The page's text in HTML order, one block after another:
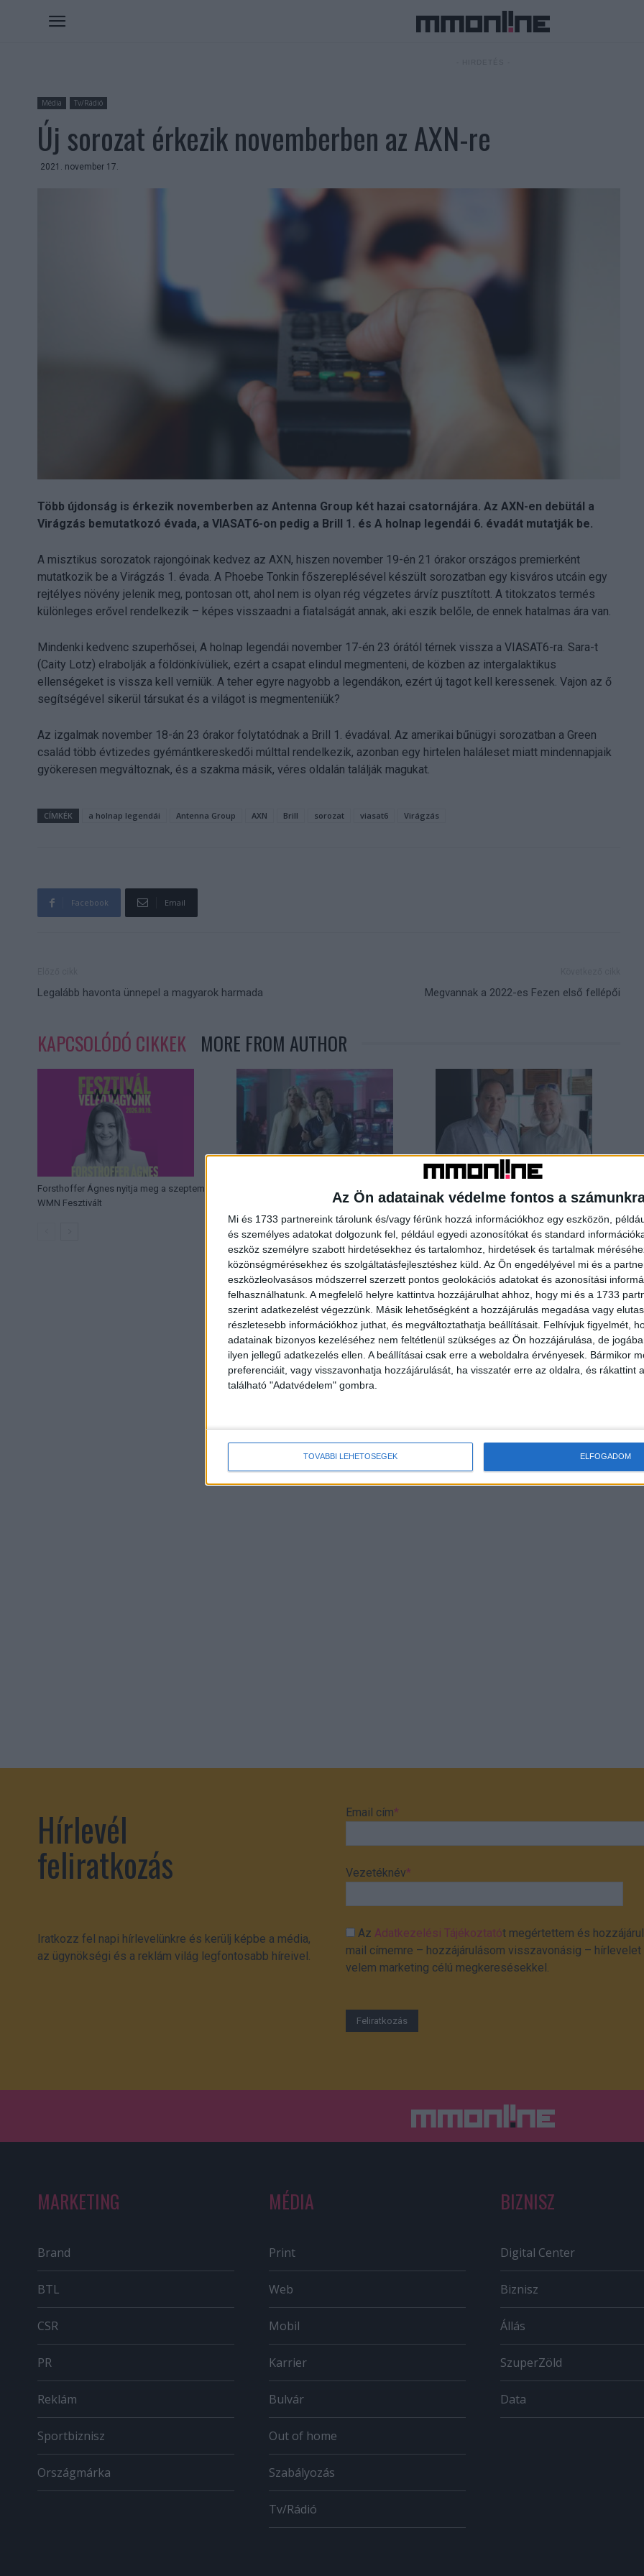
Az Ön adatainak védelme fontos a
Mi és 1733 partnereink tárolunk és/vagy férünk hozzá információkhoz egy eszközön,
és személyes adatokat dolgozunk fel, például egyedi azonosítókat és standard
eszköz személyre szabott hirdetésekhez és tartalomhoz, hirdetések és tartalmak
közönségmérésekhez és szolgáltatásfejlesztéshez küld. Az Ön engedélyével mi és a
eszközleolvasásos módszerrel szerzett pontos geolokációs adatokat és azonosítási
felhasználhatunk. A megfelelő helyre kattintva hozzájárulhat ahhoz, hogy mi és a 1733
szerint adatkezelést végezzünk. Másik lehetőségként a hozzájárulás megadása vagy
részletesebb információkhoz juthat, és megváltoztathatja beállításait. Felhívjuk figyelmét,
adatainak bizonyos kezeléséhez nem feltétlenül szükséges az Ön hozzájárulása, de
ilyen jellegű adatkezelés ellen. A beállításai csak erre a weboldalra érvényesek. Bármikor
preferenciáit, vagy visszavonhatja hozzájárulását, ha visszatér erre az oldalra, és rákattint
található "Adatvédelem" gombra.
TOVÁBBI LEHETŐSÉGEK ELFOGADOM
Média Tv/Rádió
Új sorozat érkezik novemberben az AXN-re
2021. november 17.
Több újdonság is érkezik novemberben az Antenna Group két hazai csatornájára. Az AXN-en debütál a
Virágzás bemutatkozó évada, a VIASAT6-on pedig a Brill 1. és A holnap legendái 6. évadát mutatják be.
A misztikus sorozatok rajongóinak kedvez az AXN, hiszen november 19-én 21 órakor országos premierként
mutatkozik be a Virágzás 1. évada. A Phoebe Tonkin főszereplésével készült sorozatban egy kisváros utcáin egy
rejtélyes növény jelenik meg, pontosan ott, ahol nem is olyan rég végzetes árvíz pusztított. A titokzatos termés
különleges erővel rendelkezik – képes visszaadni a fiatalságát annak, aki eszik belőle, de ennek hatalmas ára van.
Mindenki kedvenc szuperhősei, A holnap legendái november 17-én 23 órától térnek vissza a VIASAT6-ra. Sara-t
(Caity Lotz) elrabolják a földönkívüliek, ezért a csapat elindul megmenteni, de közben az intergalaktikus
ellenségeket is vissza kell verniük. A teher egyre nagyobb a legendákon, ezért új tagot kell keressenek. Vajon az ő
segítségével sikerül társukat és a világot is megmenteniük?
Az izgalmak november 18-án 23 órakor folytatódnak a Brill 1. évadával. Az amerikai bűnügyi sorozatban a Green
család több évtizedes gyémántkereskedői múlttal rendelkezik, azonban egy hirtelen haláleset miatt mindennapjaik
gyökeresen megváltoznak, és a szakma másik, véres oldalán találják magukat.
CÍMKÉK a holnap legendái Antenna Group AXN Brill sorozat viasat6 Virágzás
Facebook Email
Legalább havonta ünnepel a magyarok harmada Megvannak a 2022-es Fezen első fellépői
KAPCSOLÓDÓ CIKKEK MORE FROM AUTHOR
Forsthoffer Ágnes nyitja meg a szeptemberi
WMN Fesztivált
Kasszasikerekkel szórakoztat a Disney+
koncerteket
Hírlevél
feliratkozás
Iratkozz fel napi hírlevelünkre és kerülj képbe a média,
az ügynökségi és a reklám világ legfontosabb híreivel.
Email cím*
Vezetéknév*
AzAdatkezelési Tájékoztatót megértettem és
mail címemre – hozzájárulásom visszavonásig –
velem marketing célú megkeresésekkel.
MARKETING
Brand
BTL
CSR
PR
Reklám
Sportbiznisz
Országmárka
MÉDIA
Print
Web
Mobil
Karrier
Bulvár
Out of home
Szabályozás
Tv/Rádió
BIZNISZ
Digital Center
Biznisz
Állás
SzuperZöld
Data